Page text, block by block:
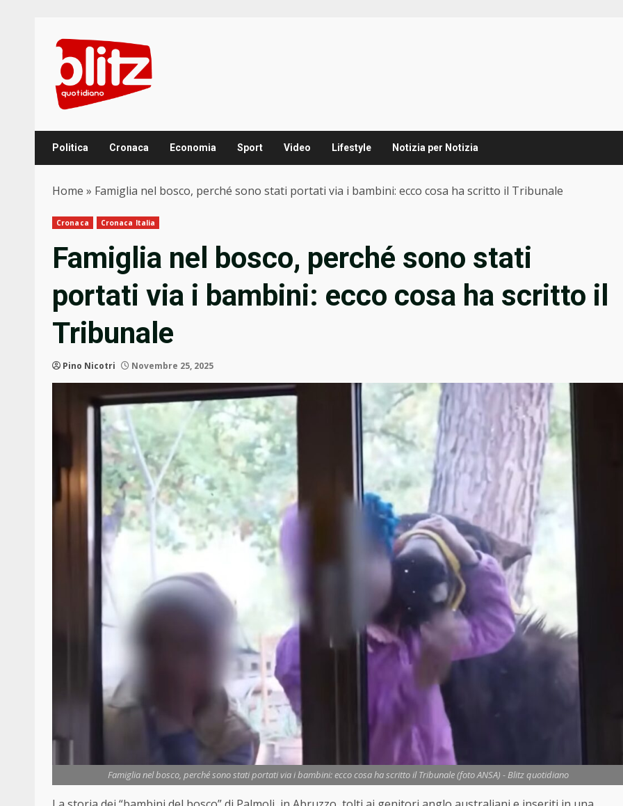
content
Politica Cronaca Economia Sport Video Lifestyle Notizia per Notizia
Home » Famiglia nel bosco, perché sono stati portati via i bambini: ecco cosa ha scritto il Tribunale
Cronaca Cronaca Italia
Famiglia nel bosco, perché sono stati
portati via i bambini: ecco cosa ha scritto il
Tribunale
Pino Nicotri Novembre 25, 2025
Famiglia nel bosco, perché sono stati portati via i bambini: ecco cosa ha scritto il Tribunale (foto ANSA) - Blitz quotidiano